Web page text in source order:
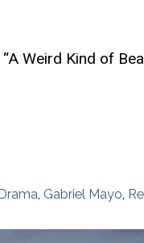
Weird Kind of
, Gabriel Mayo,